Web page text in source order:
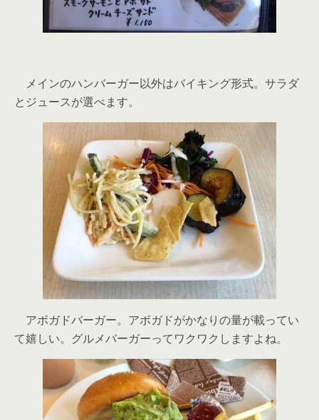
メインのハンバーガー以外はバイキング形式。サラダ
とジュースが選べます。
アボガドバーガー。アボガドがかなりの量が載ってい
て嬉しい。グルメバーガーってワクワクしますよね。